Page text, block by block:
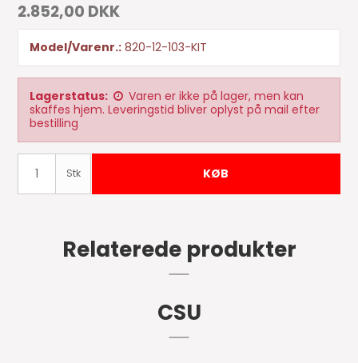
2.852,00 DKK
Model/Varenr.: 820-12-103-KIT
Lagerstatus:
Varen er ikke på lager, men kan
skaffes hjem. Leveringstid bliver oplyst på mail efter
bestilling
Stk KØB
Relaterede produkter
CSU